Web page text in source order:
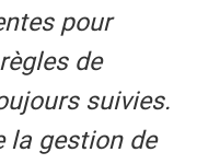
pour
de
suivies.
gestion de